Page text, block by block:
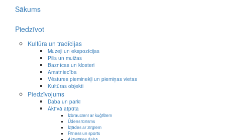
Sākums
Piedzīvot
Kultūra un tradīcijas
Muzeji un ekspozīcijas
Pilis un muižas
Baznīcas un klosteri
Amatniecība
Vēstures pieminekļi un piemiņas vietas
Kultūras objekti
Piedzīvojums
Daba un parki
Aktīvā atpūta
Izbraucieni ar kuģīšiem
Ūdens tūrisms
Izjādes ar zirgiem
Fitness un sports